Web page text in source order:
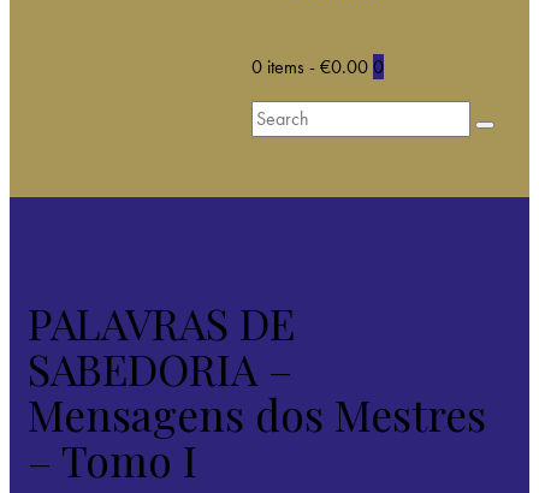
0 items - €0.00 0
PALAVRAS DE
SABEDORIA –
Mensagens dos Mestres
– Tomo I